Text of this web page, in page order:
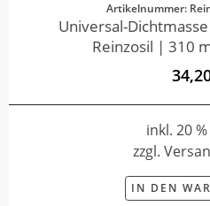
Artikelnummer:
Universal-
Reinzosil | 310
inkl. 20
zzgl.
IN DEN